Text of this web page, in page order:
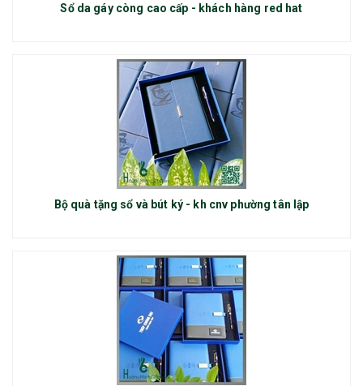
Sổ da gáy còng cao cấp - khách hàng red hat
Bộ quà tặng sổ và bút ký - kh cnv phường tân lập